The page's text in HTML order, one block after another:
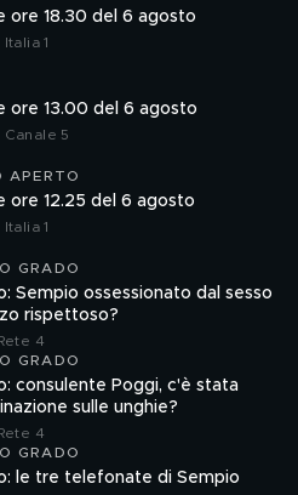
ore 18.30 del 6 agosto
1
ore 13.00 del 6 agosto
5
APERTO
ore 12.25 del 6 agosto
1
GRADO
Sempio ossessionato dal sesso
rispettoso?
4
GRADO
consulente Poggi, c'è stata
sulle unghie?
4
GRADO
le tre telefonate di Sempio